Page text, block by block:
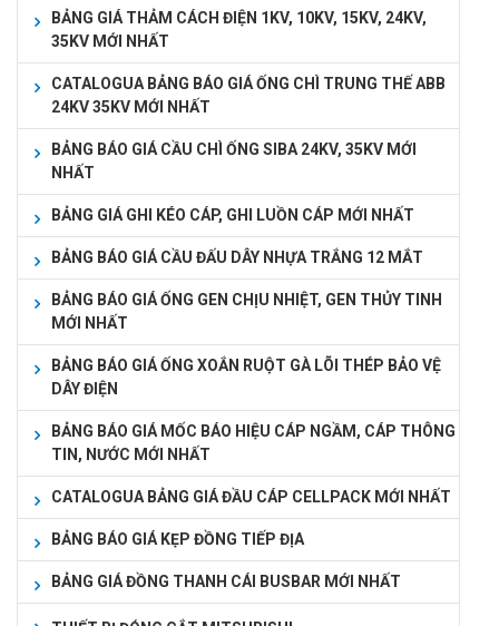
BẢNG GIÁ THẢM CÁCH ĐIỆN 1KV, 10KV, 15KV, 24KV,
35KV MỚI NHẤT
CATALOGUA BẢNG BÁO GIÁ ỐNG CHÌ TRUNG THẾ ABB
24KV 35KV MỚI NHẤT
BẢNG BÁO GIÁ CẦU CHÌ ỐNG SIBA 24KV, 35KV MỚI
NHẤT
BẢNG GIÁ GHI KÉO CÁP, GHI LUỒN CÁP MỚI NHẤT
BẢNG BÁO GIÁ CẦU ĐẤU DÂY NHỰA TRẮNG 12 MẮT
BẢNG BÁO GIÁ ỐNG GEN CHỊU NHIỆT, GEN THỦY TINH
MỚI NHẤT
BẢNG BÁO GIÁ ỐNG XOẮN RUỘT GÀ LÕI THÉP BẢO VỆ
DÂY ĐIỆN
BẢNG BÁO GIÁ MỐC BÁO HIỆU CÁP NGẦM, CÁP THÔNG
TIN, NƯỚC MỚI NHẤT
CATALOGUA BẢNG GIÁ ĐẦU CÁP CELLPACK MỚI NHẤT
BẢNG BÁO GIÁ KẸP ĐỒNG TIẾP ĐỊA
BẢNG GIÁ ĐỒNG THANH CÁI BUSBAR MỚI NHẤT